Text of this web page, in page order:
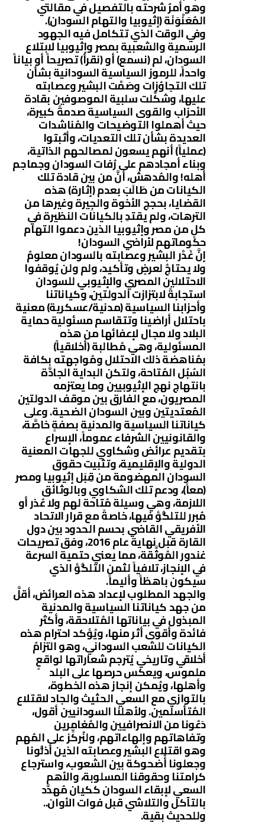
وهو أمرٌ شرحته بالتفصيل في مقالتي
المُعَنْوَنَة (إثيوبيا والتهام السودان).
وفي الوقت الذي تتكامل فيه الجهود
الرسمية والشعبية بمصر وإثيوبيا لابتلاع
السودان، لم (نسمع) أو (نقرأ) تصريحاً أو بياناً
واحداً، للرموز السياسية السودانية بشأن
تلك التجاوُزات وصَمْت البشير وعصابته
عليها، وشكَّلت سلبية الموصوفين بقادة
الأحزاب والقوى السياسية صدمةً كبيرة،
حيث أهملوا التوضيحات والمُناشدات
العديدة بشأن تلك التعديات، وأثبتوا
(عملياً) أنهم يسعون لمصالحهم الذاتية،
وبناء أمجادهم على رُفات السودان وجماجم
أهله! والمُدهش، أنَّ من بين قادة تلك
الكيانات من طَالَبَ بعدم (إثارة) هذه
القضايا، بحجج الأخوة والجِيرة وغيرها من
الترهات، ولم يقتدِ بالكيانات النظيرة في
كلٍ من مصر وإثيوبيا الذين دعموا التهام
حكوماتهم لأراضي السودان!
إنَّ غَدْر البشير وعصابته بالسودان معلومٌ
ولا يحتاجُ لعرضٍ وتأكيد، ولم ولن يُوقفوا
الاحتلالين المصري والإثيوبي للسودان
استجابةً لابتزازت الدولتين، وكياناتنا
وأحزابنا السياسية (مدنية/عسكرية) معنية
باحتلال أراضينا وتتقاسم مسئولية حماية
البلاد ولا مجال لإعفائها من هذه
المسئولية، وهي مُطالبة (أخلاقياً)
بمُناهضة ذلك الاحتلال ومُواجهته بكافة
السُبُل المُتاحة، ولتكن البداية الجادَّة
بانتهاج نهج الإثيوبيين وما يعتزمه
المصريون، مع الفارق بين موقف الدولتين
المُعتديتين وبين السودان الضحية. وعلى
كياناتنا السياسية والمدنية بصفةٍ خاصَّة،
والقانونيين الشرفاء عموماً، الإسراع
بتقديم عرائض وشكاوي للجهات المعنية
الدولية والإقليمية، وتثبيت حقوق
السودان المهضومة من قِبَل إثيوبيا ومصر
(معاً)، ودعم تلك الشكاوي وبالوثائق
اللازمة، وهي وسيلة مُتاحة لهم ولا عُذر أو
مُبرر للتلكُّؤ فيها، خاصةً مع قرار الاتحاد
الأفريقي القاضي بحسم الحدود بين دول
القارة قبل نهاية عام 2016، وفق تصريحات
غندور المُوثَّقة، مما يعني حتمية السرعة
في الإنجاز، تلافياً لثمن التلكُّؤ الذي
سيكون باهظاً وأليماً.
والجهد المطلوب لإعداد هذه العرائض، أقلَّ
من جهد كياناتنا السياسية والمدنية
المبذول في بياناتها المُتلاحقة، وأكثر
فائدة وأقوى أثر منها، ويُؤكد احترام هذه
الكيانات للشعب السوداني، وهو التزامٌ
أخلاقي وتاريخي يُترجم شعاراتها لواقعٍ
ملموس، ويعكس حرصها على البلد
وأهلها، ويُمكن إنجاز هذه الخطوة،
بالتوازي مع السعي الحثيث والجاد لاقتلاع
المُتأسلمين. ولأهلنا السودانيين أقول،
دَعُونا من الانصرافيين والمُغامرين
وتفاهاتهم وإلهاءاتهم، ولنُركِّز على المُهم
وهو اقتلاع البشير وعصابته الذين أذلُّونا
وجعلونا أُضحوكة بين الشعوب، واسترجاع
كرامتنا وحقوقنا المسلوبة، والأهم
السعي لإبقاء السودان ككيان مُهدَّد
بالتآكل والتلاشي قبل فوات الأوان..
وللحديث بقية.